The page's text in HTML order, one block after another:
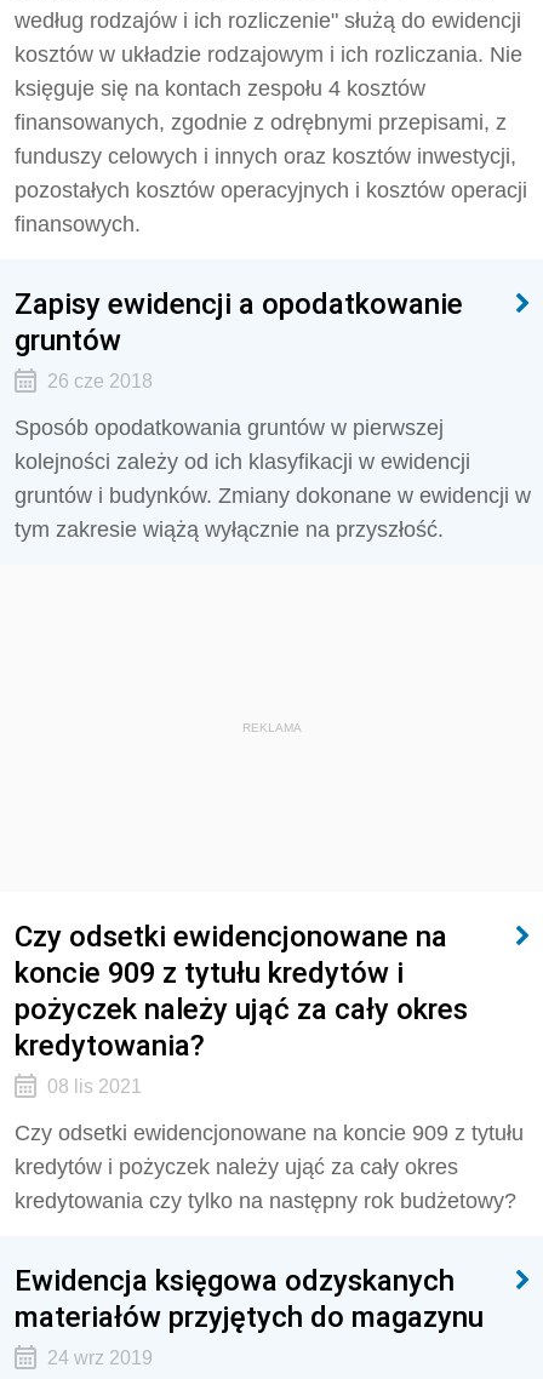
według rodzajów i ich rozliczenie" służą do ewidencji
kosztów w układzie rodzajowym i ich rozliczania. Nie
księguje się na kontach zespołu 4 kosztów
finansowanych, zgodnie z odrębnymi przepisami, z
funduszy celowych i innych oraz kosztów inwestycji,
pozostałych kosztów operacyjnych i kosztów operacji
finansowych.
Zapisy ewidencji a opodatkowanie
gruntów
26 cze 2018
Sposób opodatkowania gruntów w pierwszej
kolejności zależy od ich klasyfikacji w ewidencji
gruntów i budynków. Zmiany dokonane w ewidencji w
tym zakresie wiążą wyłącznie na przyszłość.
REKLAMA
Czy odsetki ewidencjonowane na
koncie 909 z tytułu kredytów i
pożyczek należy ująć za cały okres
kredytowania?
08 lis 2021
Czy odsetki ewidencjonowane na koncie 909 z tytułu
kredytów i pożyczek należy ująć za cały okres
kredytowania czy tylko na następny rok budżetowy?
Ewidencja księgowa odzyskanych
materiałów przyjętych do magazynu
24 wrz 2019